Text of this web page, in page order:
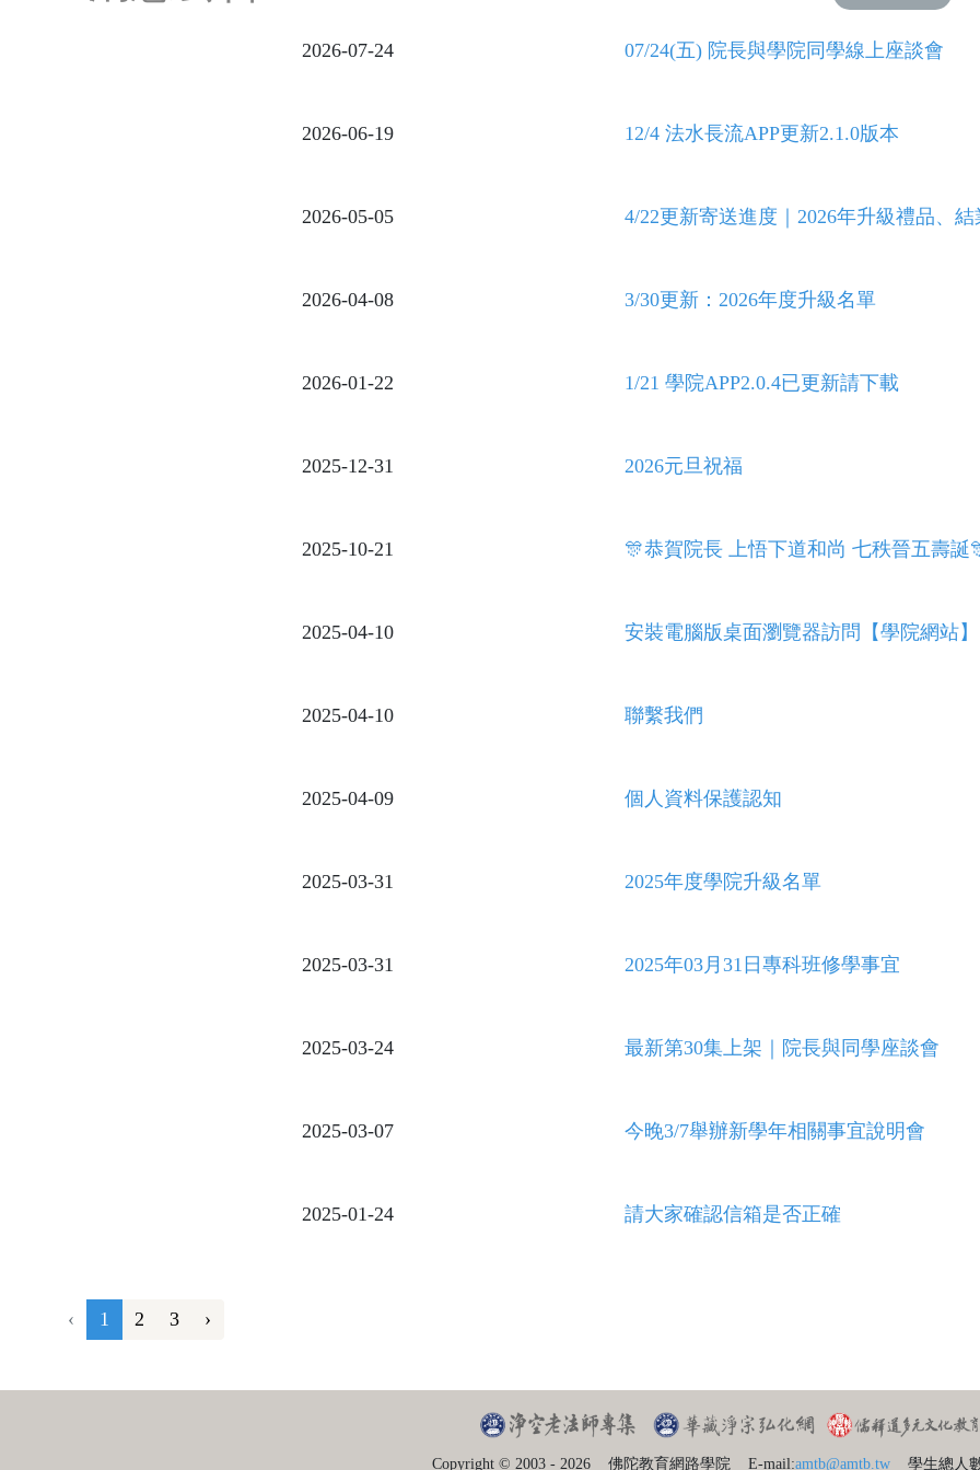
2026-07-24 07/24(五) 院長與學院同學線上座談會
2026-06-19 12/4 法水長流APP更新2.1.0版本
2026-05-05 4/22更新寄送進度｜2026年升級禮品、
2026-04-08 3/30更新：2026年度升級名單
2026-01-22 1/21 學院APP2.0.4已更新請下載
2025-12-31 2026元旦祝福
2025-10-21 🎊恭賀院長 上悟下道和尚 七秩晉五壽誕
2025-04-10 安裝電腦版桌面瀏覽器訪問【學院網站】
2025-04-10 聯繫我們
2025-04-09 個人資料保護認知
2025-03-31 2025年度學院升級名單
2025-03-31 2025年03月31日專科班修學事宜
2025-03-24 最新第30集上架｜院長與同學座談會
2025-03-07 今晚3/7舉辦新學年相關事宜說明會
2025-01-24 請大家確認信箱是否正確
‹ 1 2 3 ›
Copyright © 2003 - 2026 佛陀教育網路學院 E-mail:amtb@amtb.tw 學生總人